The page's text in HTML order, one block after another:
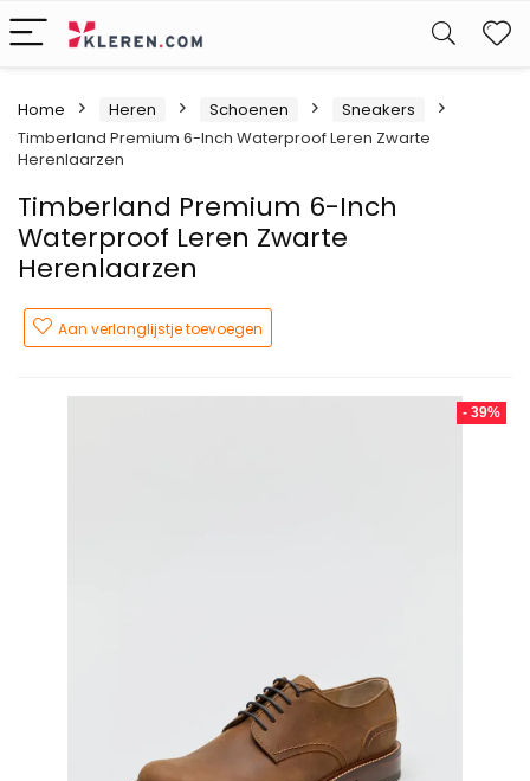
Home Heren Schoenen
Sneakers
Timberland Premium 6-Inch Waterproof Leren Zwarte
Herenlaarzen
Timberland Premium 6-Inch
Waterproof Leren Zwarte
Herenlaarzen
Aan verlanglijstje toevoegen
- 39%